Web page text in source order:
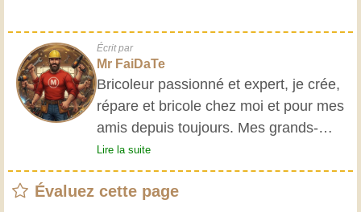
Écrit par
Mr FaiDaTe
Bricoleur passionné et expert, je crée,
répare et bricole chez moi et pour mes
amis depuis toujours. Mes grands-
parents m'ont initié très jeune, et
depuis, j'ai acquis une riche expérience.
L'expérience est essentielle ! Elle nous
Lire la suite
Évaluez cette page